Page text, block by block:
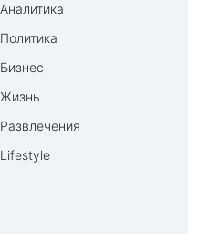
Аналитика
Политика
Бизнес
Жизнь
Развлечения
Lifestyle